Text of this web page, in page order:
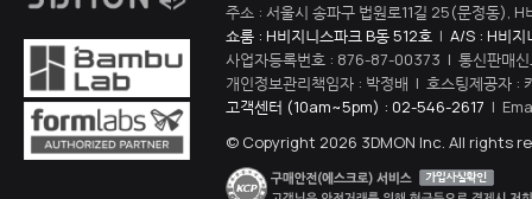
주소 : 서울시 송파구 법원로11길 25(문정동),
쇼룸 : H비지니스파크 B동 512호 | A/S : H비지
사업자등록번호 : 876-87-00373 | 통신판매
개인정보관리책임자 : 박정배 | 호스팅제공자 :
고객센터 (10am~5pm) : 02-546-2617 |
© Copyright 2026 3DMON Inc. All rights